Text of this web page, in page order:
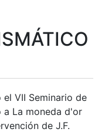
VII Seminario de
a La moneda d'or
de J.F.